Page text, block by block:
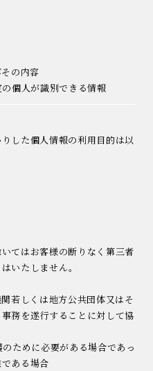
の内容
個人が識別できる情報
した個人情報の利用目的は以
てはお客様の断りなく第三者
いたしません。
若しくは地方公共団体又はそ
務を遂行することに対して協
ために必要がある場合であっ
ある場合